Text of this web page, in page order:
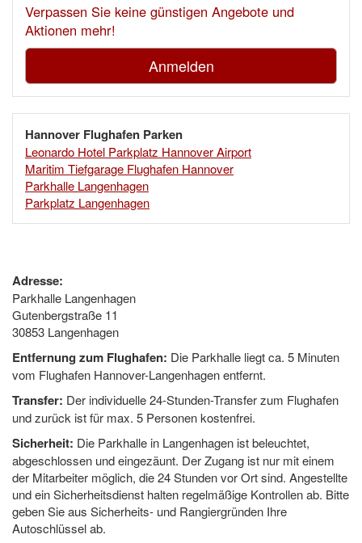
Verpassen Sie keine günstigen Angebote und
Aktionen mehr!
Anmelden
Hannover Flughafen Parken
Leonardo Hotel Parkplatz Hannover Airport
Maritim Tiefgarage Flughafen Hannover
Parkhalle Langenhagen
Parkplatz Langenhagen
Adresse:
Parkhalle Langenhagen
Gutenbergstraße 11
30853 Langenhagen
Entfernung zum Flughafen: Die Parkhalle liegt ca. 5 Minuten
vom Flughafen Hannover-Langenhagen entfernt.
Transfer: Der individuelle 24-Stunden-Transfer zum Flughafen
und zurück ist für max. 5 Personen kostenfrei.
Sicherheit: Die Parkhalle in Langenhagen ist beleuchtet,
abgeschlossen und eingezäunt. Der Zugang ist nur mit einem
der Mitarbeiter möglich, die 24 Stunden vor Ort sind. Angestellte
und ein Sicherheitsdienst halten regelmäßige Kontrollen ab. Bitte
geben Sie aus Sicherheits- und Rangiergründen Ihre
Autoschlüssel ab.